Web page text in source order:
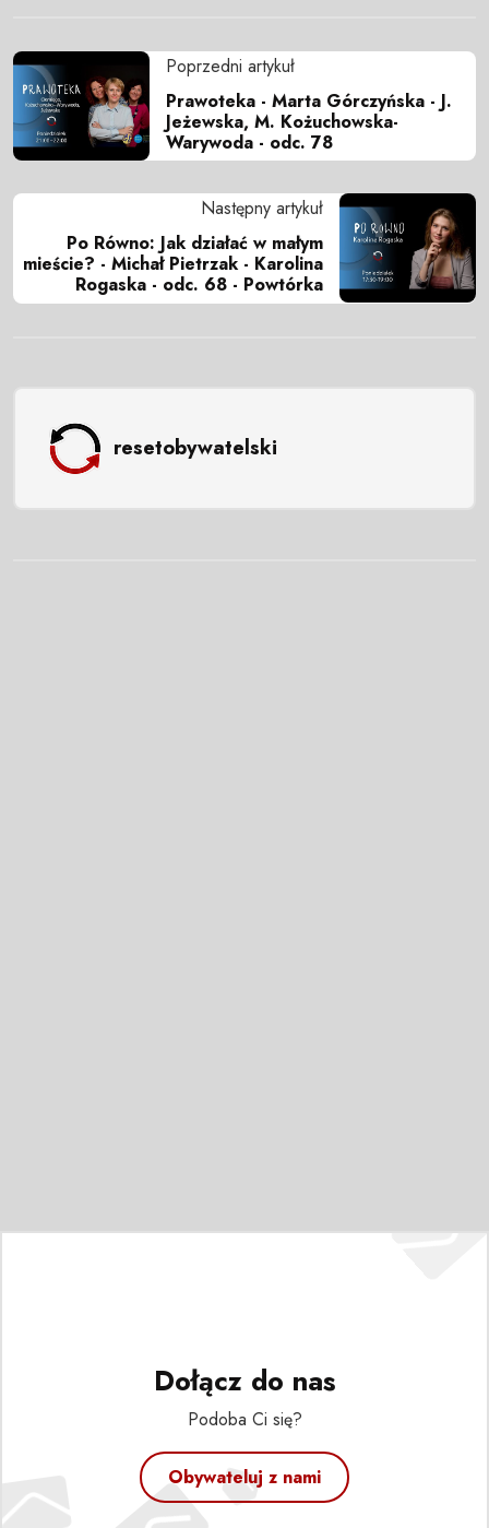
Poprzedni artykuł
Prawoteka - Marta Górczyńska - J.
Jeżewska, M. Kożuchowska-
Warywoda - odc. 78
Następny artykuł
Po Równo: Jak działać w małym
mieście? - Michał Pietrzak - Karolina
Rogaska - odc. 68 - Powtórka
resetobywatelski
Dołącz do nas
Podoba Ci się?
Obywateluj z nami